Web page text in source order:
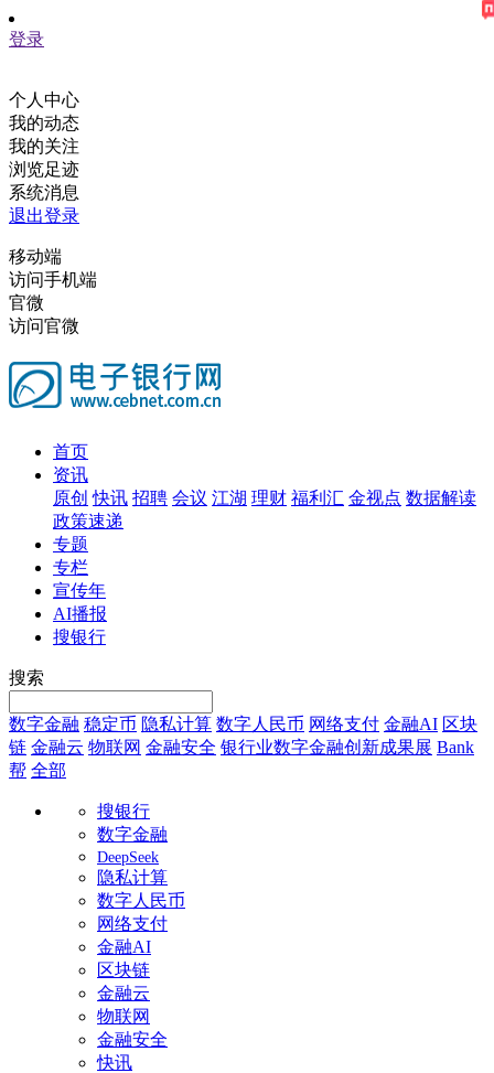
登录
个人中心
我的动态
我的关注
浏览足迹
系统消息
退出登录
移动端
访问手机端
官微
访问官微
首页
资讯
原创 快讯 招聘 会议 江湖 理财 福利汇 金视点 数据解读
政策速递
专题
专栏
宣传年
AI播报
搜银行
搜索
数字金融 稳定币 隐私计算 数字人民币 网络支付 金融AI 区块
链 金融云 物联网 金融安全 银行业数字金融创新成果展 Bank
帮 全部
搜银行
数字金融
DeepSeek
隐私计算
数字人民币
网络支付
金融AI
区块链
金融云
物联网
金融安全
快讯